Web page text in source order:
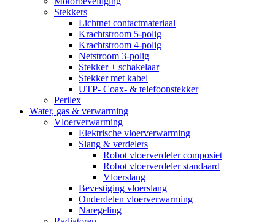
Stekkers
Lichtnet contactmateriaal
Krachtstroom 5-polig
Krachtstroom 4-polig
Netstroom 3-polig
Stekker + schakelaar
Stekker met kabel
UTP- Coax- & telefoonstekker
Perilex
Water, gas & verwarming
Vloerverwarming
Elektrische vloerverwarming
Slang & verdelers
Robot vloerverdeler composiet
Robot vloerverdeler standaard
Vloerslang
Bevestiging vloerslang
Onderdelen vloerverwarming
Naregeling